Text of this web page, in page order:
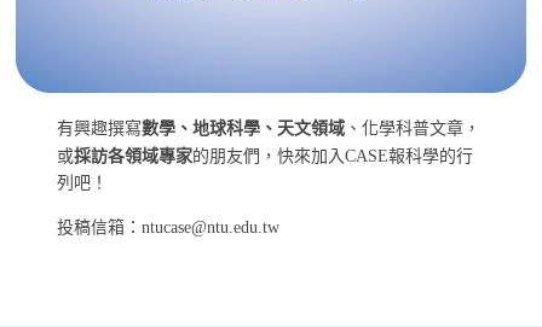
有興趣撰寫數學、地球科學、天文領域 、化學科普文章，
或採訪各領域專家的朋友們，快來加入CASE報科學的行
列吧！
投稿信箱：ntucase@ntu.edu.tw